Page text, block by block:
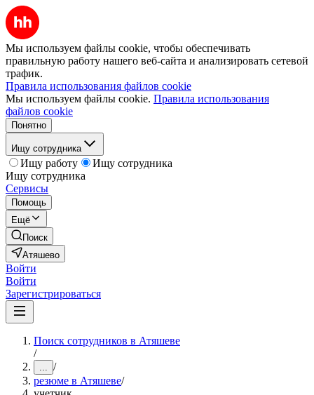
Мы используем файлы cookie, чтобы обеспечивать
правильную работу нашего веб-сайта и анализировать сетевой
трафик.
Правила использования файлов cookie
Мы используем файлы cookie. Правила использования
файлов cookie
Понятно
Ищу сотрудника
Ищу работу
Ищу сотрудника
Ищу сотрудника
Сервисы
Помощь
Ещё
Поиск
Атяшево
Войти
Войти
Зарегистрироваться
Поиск сотрудников в Атяшеве
/
... /
резюме в Атяшеве/